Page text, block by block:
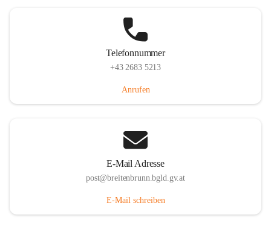
Telefonnummer
+43 2683 5213
Anrufen
E-Mail Adresse
post@breitenbrunn.bgld.gv.at
E-Mail schreiben